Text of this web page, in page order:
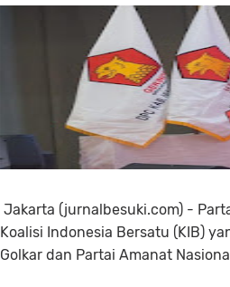
Jakarta (jurnalbesuki.com) -
Koalisi Indonesia Bersatu (KIB)
Golkar dan Partai Amanat